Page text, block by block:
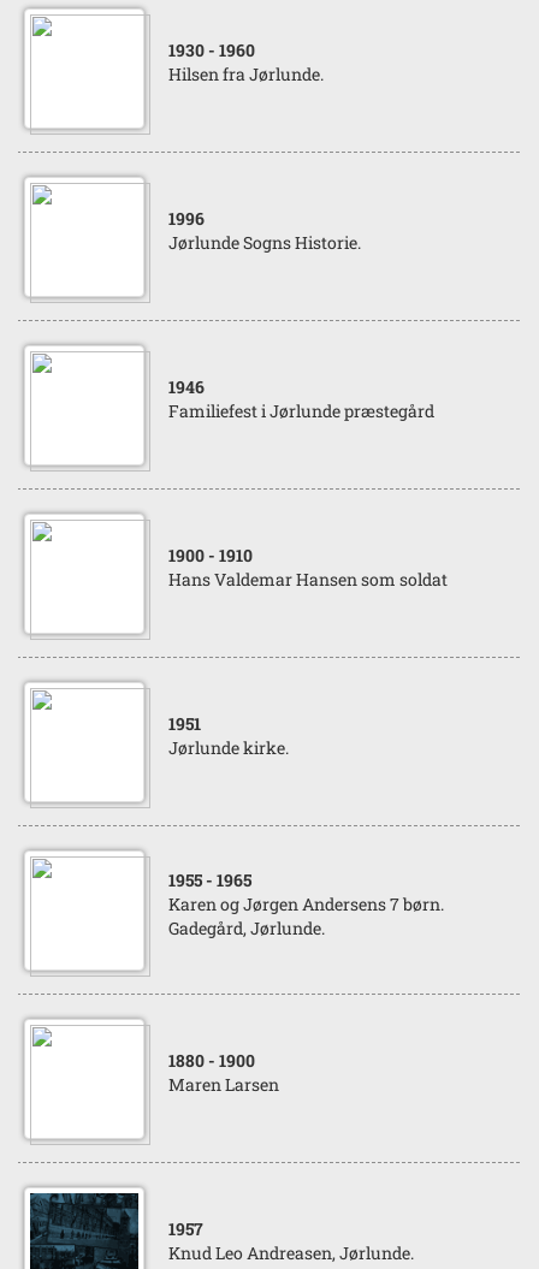
1930 - 1960
Hilsen fra Jørlunde.
1996
Jørlunde Sogns Historie.
1946
Familiefest i Jørlunde præstegård
1900 - 1910
Hans Valdemar Hansen som soldat
1951
Jørlunde kirke.
1955 - 1965
Karen og Jørgen Andersens 7 børn.
Gadegård, Jørlunde.
1880 - 1900
Maren Larsen
1957
Knud Leo Andreasen, Jørlunde.